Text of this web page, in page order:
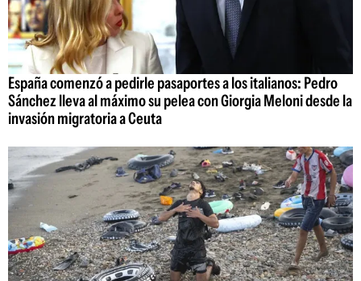
España comenzó a pedirle pasaportes a los italianos: Pedro
Sánchez lleva al máximo su pelea con Giorgia Meloni desde la
invasión migratoria a Ceuta